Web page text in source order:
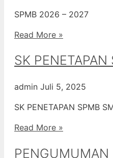
SPMB 2026 – 2027
Read More »
SK
admin Juli 5, 2025
SK PENETAPAN SPMB
Read More »
PENGUMUMAN